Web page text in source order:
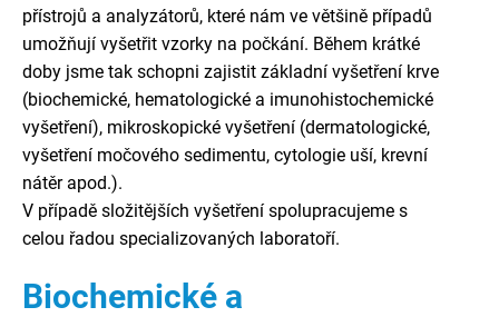
přístrojů a analyzátorů, které nám ve většině případů
umožňují vyšetřit vzorky na počkání. Během krátké
doby jsme tak schopni zajistit základní vyšetření krve
(biochemické, hematologické a imunohistochemické
vyšetření), mikroskopické vyšetření (dermatologické,
vyšetření močového sedimentu, cytologie uší, krevní
nátěr apod.).
V případě složitějších vyšetření spolupracujeme s
celou řadou specializovaných laboratoří.
Biochemické a